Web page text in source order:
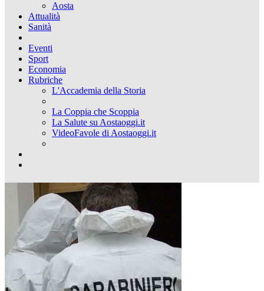
Aosta
Attualità
Sanità
Eventi
Sport
Economia
Rubriche
L'Accademia della Storia
La Coppia che Scoppia
La Salute su Aostaoggi.it
VideoFavole di Aostaoggi.it